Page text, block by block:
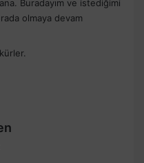
Buradayım ve istediğimi
olmaya devam